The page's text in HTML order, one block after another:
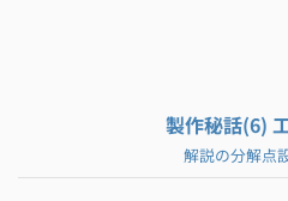
製作秘話(6)
解説の分解点